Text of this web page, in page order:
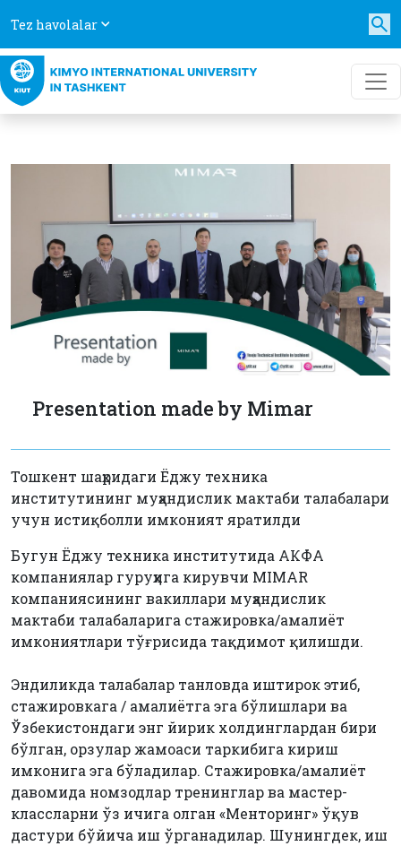
Tez havolalar
Presentation made by Mimar
Тошкент шаҳридаги Ёджу техника
институтининг муҳандислик мактаби талабалари
учун истиқболли имконият яратилди
Бугун Ёджу техника институтида АКФА
компаниялар гуруҳига кирувчи MIMAR
компаниясининг вакиллари муҳандислик
мактаби талабаларига стажировка/амалиёт
имкониятлари тўғрисида тақдимот қилишди.
Эндиликда талабалар танловда иштирок этиб,
стажировкага / амалиётга эга бўлишлари ва
Ўзбекистондаги энг йирик холдинглардан бири
бўлган, орзулар жамоаси таркибига кириш
имконига эга бўладилар. Стажировка/амалиёт
давомида номзодлар тренинглар ва мастер-
классларни ўз ичига олган «Менторинг» ўқув
дастури бўйича иш ўрганадилар. Шунингдек, иш